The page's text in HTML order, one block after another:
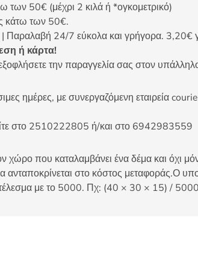
50€ (μέχρι 2 κιλά ή *ογκομετρικό)
κάτω των 50€.
Παραλαβή 24/7 εύκολα και γρήγορα. 3,20€
ή κάρτα!
την παραγγελία σας στον
ημέρες, με συνεργαζόμενη εταιρεία
στο 2510222805 ή/και στο 6942983559
χώρο που καταλαμβάνει ένα δέμα και όχι
στο κόστος μεταφοράς.Ο
με το 5000. Πχ: (40 × 30 × 15) / 5000